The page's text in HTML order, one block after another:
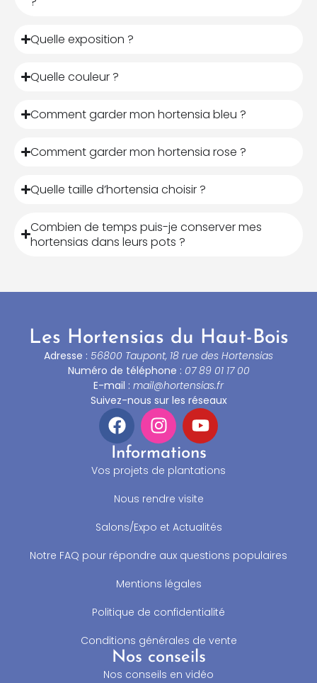
Quelle exposition ?
Quelle couleur ?
Comment garder mon hortensia bleu ?
Comment garder mon hortensia rose ?
Quelle taille d’hortensia choisir ?
Combien de temps puis-je conserver mes
hortensias dans leurs pots ?
Les Hortensias du Haut-Bois
Adresse : 56800 Taupont, 18 rue des Hortensias
Numéro de téléphone : 07 89 01 17 00
E-mail : mail@hortensias.fr
Suivez-nous sur les réseaux
Informations
Vos projets de plantations
Nous rendre visite
Salons/Expo et Actualités
Notre FAQ pour répondre aux questions populaires
Mentions légales
Politique de confidentialité
Conditions générales de vente
Nos conseils
Nos conseils en vidéo